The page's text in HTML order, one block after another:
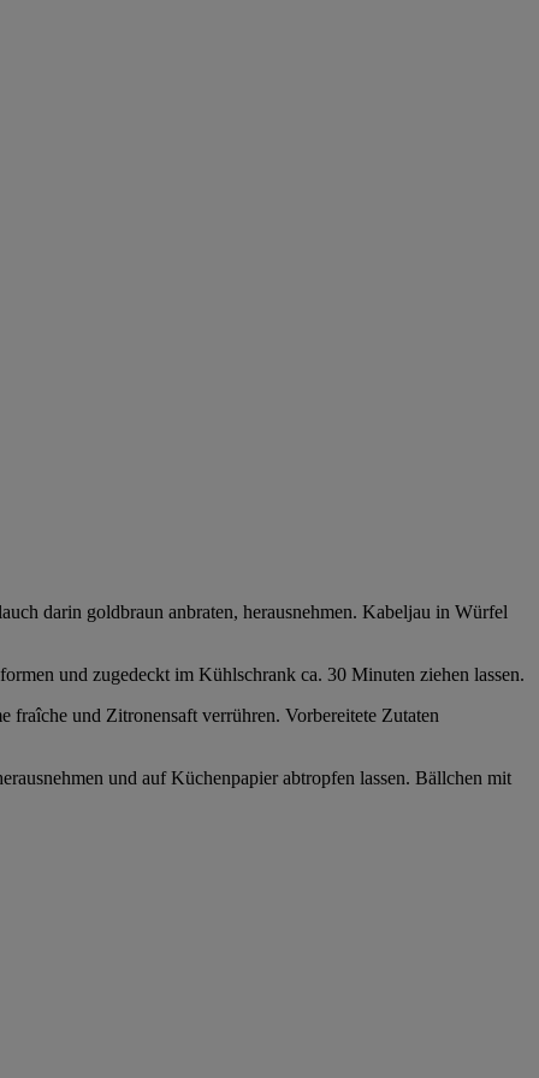
darin goldbraun anbraten, herausnehmen. Kabeljau in Würfel
und zugedeckt im Kühlschrank ca. 30 Minuten ziehen lassen.
und Zitronensaft verrühren. Vorbereitete Zutaten
und auf Küchenpapier abtropfen lassen. Bällchen mit